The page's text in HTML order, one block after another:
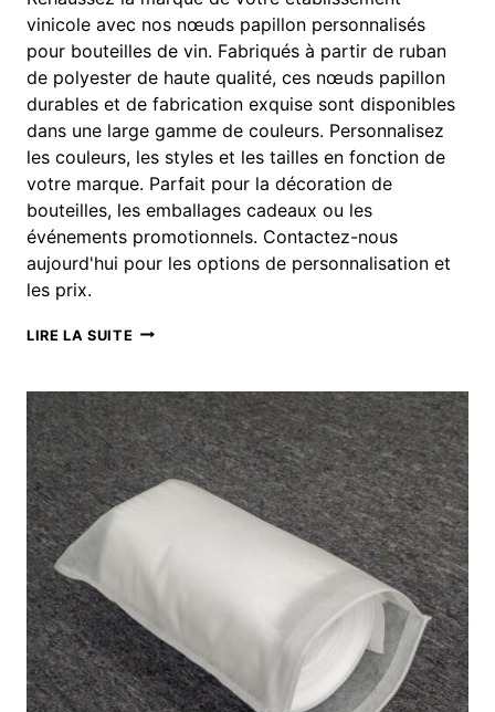
vinicole avec nos nœuds papillon personnalisés
pour bouteilles de vin. Fabriqués à partir de ruban
de polyester de haute qualité, ces nœuds papillon
durables et de fabrication exquise sont disponibles
dans une large gamme de couleurs. Personnalisez
les couleurs, les styles et les tailles en fonction de
votre marque. Parfait pour la décoration de
bouteilles, les emballages cadeaux ou les
événements promotionnels. Contactez-nous
aujourd'hui pour les options de personnalisation et
les prix.
LIRE LA SUITE NOEUDS
POUR
BOUTEILLE
DE
VIN
:
METTEZ
VOTRE
DOMAINE
VITICOLE